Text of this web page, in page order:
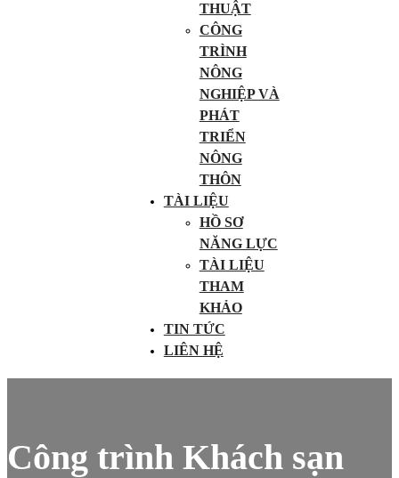
THUẬT
CÔNG
TRÌNH
NÔNG
NGHIỆP VÀ
PHÁT
TRIỂN
NÔNG
THÔN
TÀI LIỆU
HỒ SƠ
NĂNG LỰC
TÀI LIỆU
THAM
KHẢO
TIN TỨC
LIÊN HỆ
Công trình Khách sạn